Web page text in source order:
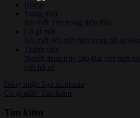
Home
Trang nhất
Bài mới
Tìm trong diễn đàn
Có gì mới
Bài mới Bài viết mới trong hồ sơ
Thành viên
Người đang truy cập Bài viết mới
viết hồ sơ
Đăng nhập Tạo tài khoản
Có gì mới? Tìm kiếm
Tìm kiếm